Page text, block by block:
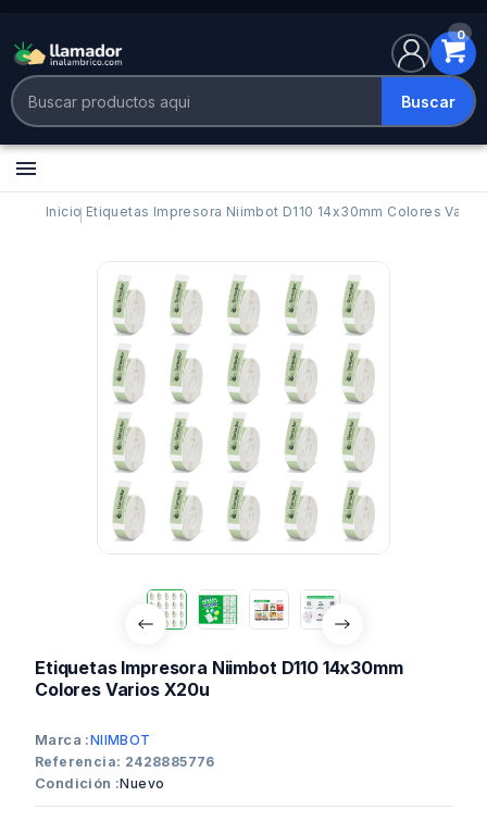
Buscar
0

Inicio Etiquetas Impresora Niimbot D110 14x30mm Colores
Etiquetas Impresora Niimbot D110 14x30mm
Colores Varios X20u
Marca :NIIMBOT
Referencia: 2428885776
Condición :Nuevo